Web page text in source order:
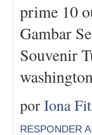
prime 10
Gambar
Souvenir
por Iona
RESPONDER